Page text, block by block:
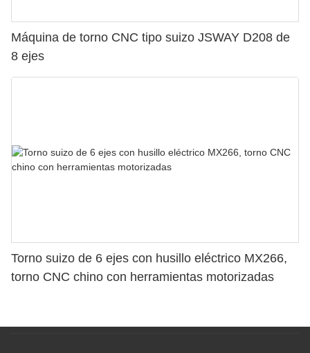
Máquina de torno CNC tipo suizo JSWAY D208 de
8 ejes
Torno suizo de 6 ejes con husillo eléctrico MX266,
torno CNC chino con herramientas motorizadas